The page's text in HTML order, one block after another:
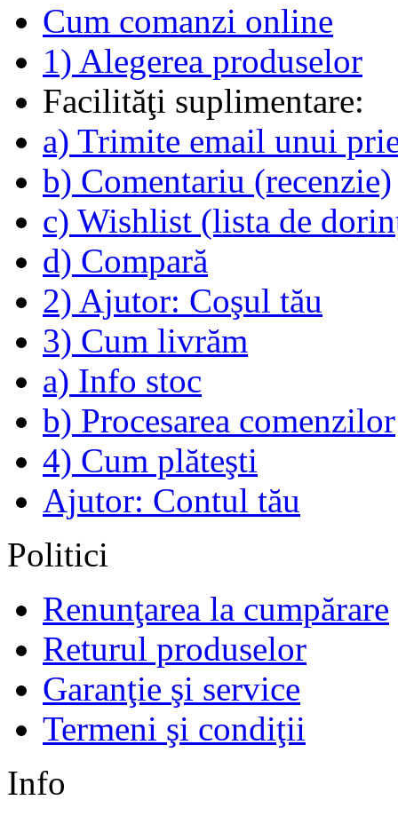
Cum comanzi online
1) Alegerea produselor
Facilităţi suplimentare:
a) Trimite email unui
b) Comentariu (recenzie)
c) Wishlist (lista de
d) Compară
2) Ajutor: Coşul tău
3) Cum livrăm
a) Info stoc
b) Procesarea comenzilor
4) Cum plăteşti
Ajutor: Contul tău
Politici
Renunţarea la cumpărare
Returul produselor
Garanţie şi service
Termeni şi condiţii
Info